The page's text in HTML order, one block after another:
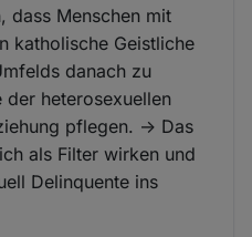
dass Menschen mit
katholische Geistliche
danach zu
der heterosexuellen
pflegen. -> Das
als Filter wirken und
Delinquente ins